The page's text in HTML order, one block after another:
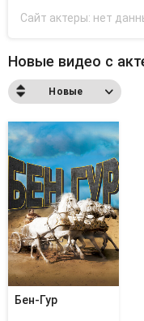
Сайт актеры: нет
Новые видео с
Новые
Бен-Гур